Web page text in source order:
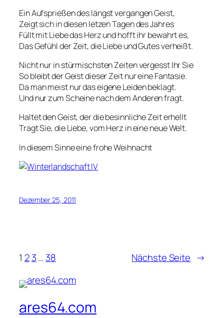
Ein Aufsprießen des längst vergangen Geist,
Zeigt sich in diesen letzen Tagen des Jahres
Füllt mit Liebe das Herz und hofft ihr bewahrt es,
Das Gefühl der Zeit, die Liebe und Gutes verheißt.
Nicht nur in stürmischsten Zeiten vergesst Ihr Sie
So bleibt der Geist dieser Zeit nur eine Fantasie.
Da man meist nur das eigene Leiden beklagt.
Und nur zum Scheine nach dem Anderen fragt.
Haltet den Geist, der die besinnliche Zeit erhellt
Tragt Sie, die Liebe, vom Herz in eine neue Welt.
In diesem Sinne eine frohe Weihnacht
Dezember 25, 2011
1 2 3… 38 Nächste Seite →
ares64.com